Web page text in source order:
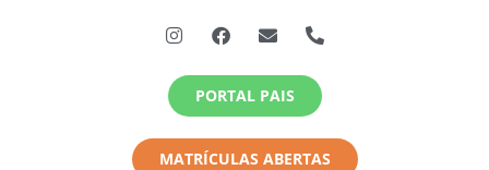
PORTAL PAIS
MATRÍCULAS ABERTAS